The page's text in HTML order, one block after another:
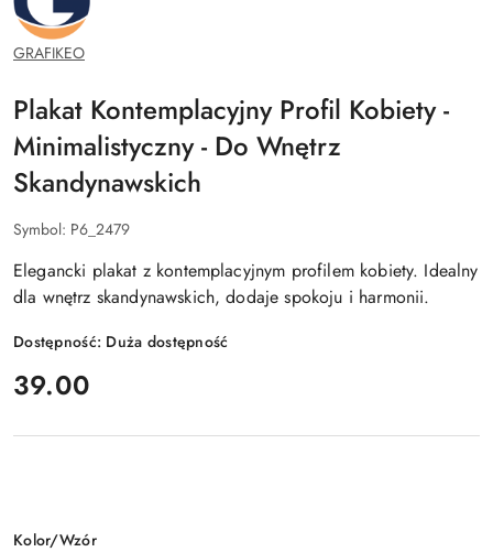
GRAFIKEO
Plakat Kontemplacyjny Profil Kobiety -
Minimalistyczny - Do Wnętrz
Skandynawskich
Symbol: P6_2479
Elegancki plakat z kontemplacyjnym profilem kobiety. Idealny
dla wnętrz skandynawskich, dodaje spokoju i harmonii.
Dostępność: Duża dostępność
cena:
39.00
Wariant
Kolor/Wzór